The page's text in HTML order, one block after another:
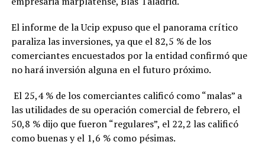
El informe de la Ucip expuso que el panorama crítico
paraliza las inversiones, ya que el 82,5 % de los
comerciantes encuestados por la entidad confirmó que
no hará inversión alguna en el futuro próximo.
El 25,4 % de los comerciantes calificó como “malas” a
las utilidades de su operación comercial de febrero, el
50,8 % dijo que fueron “regulares”, el 22,2 las calificó
como buenas y el 1,6 % como pésimas.